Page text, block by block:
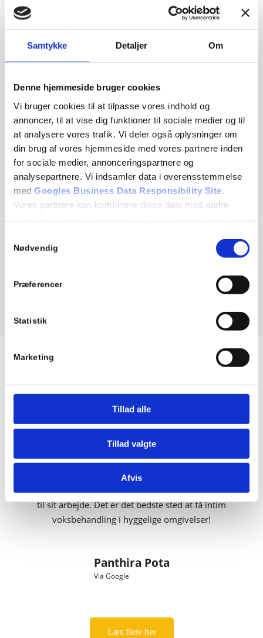
Samtykke Detaljer Om
Denne hjemmeside bruger cookies
Vi bruger cookies til at tilpasse vores indhold og
annoncer, til at vise dig funktioner til sociale medier og til
at analysere vores trafik. Vi deler også oplysninger om
din brug af vores hjemmeside med vores partnere inden
for sociale medier, annonceringspartnere og
analysepartnere. Vi indsamler data i overensstemmelse
med Googles Business Data Responsibility Site
Vores partnere kan kombinere disse data med andre
Nødvendig
Præferencer
Statistik
Marketing
Tillad alle
Tillad valgte
Afvis
irritation og risikoen for indgroede hår.
Er det normalt at føle ubehag under en brazilian
voksbehandling?
Dog oplever mange, at smerten aftager ved
regelmæssige behandlinger, da hårene bliver
finere over tid.
Hvad skal man undgå efter en brazilian voksbehandling?
regelmæssig eksfoliering kan hjælpe med at
Vi samler på glade kunder
Jeg kan varmt anbefale Zhanna, fordi hun er den bedste
til sit arbejde. Det er det bedste sted at få intim
voksbehandling i hyggelige omgivelser!
Panthira Pota
Via Google
Læs flere her